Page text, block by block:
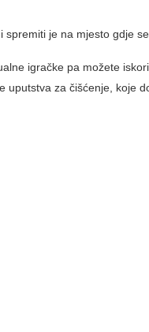
spremiti je na mjesto gdje
igračke pa možete
uputstva za čišćenje, koje